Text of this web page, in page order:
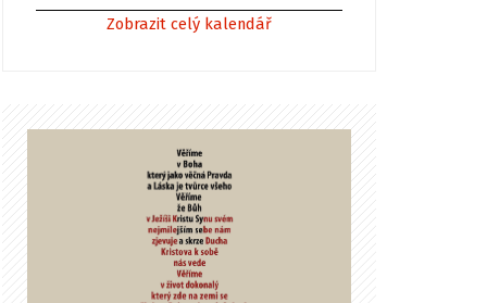
Zobrazit celý kalendář